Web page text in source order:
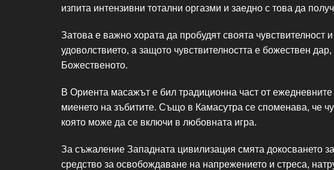
изпита интензивни тотални оргазми и заедно с това да
Затова е важно хората да пробудят своята чувствителност
удоволствието, а защото чувствителността е божествен
Божественото.
В Ориента масажът е бил традиционна част от ежедневните
миенето на зъбитите. Също в Камасутра се споменава, че
която може да се включи в любовната игра.
За съжаление Западната цивилизация смята докосването
средство за освобождаване на напрежението и стреса,